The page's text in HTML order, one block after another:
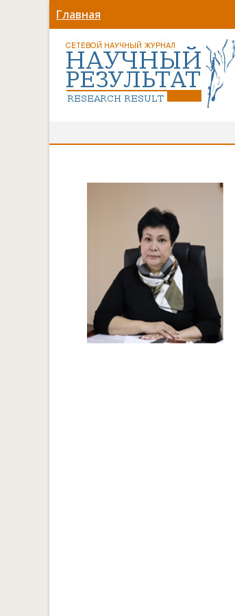
Главная